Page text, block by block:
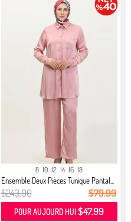
8 10 12 14 16 18
Ensemble Deux Pièces Tunique Pantal...
$243.00 $79.99
POUR AUJOURD HUI$47.99